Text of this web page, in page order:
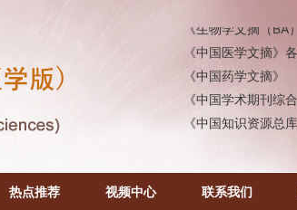
热点推荐 视频中心 联系我们